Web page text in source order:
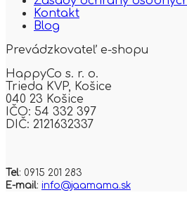
Kontakt
Blog
Prevádzkovateľ e-shopu
HappyCo s. r. o.
Trieda KVP,
Košice
040 23 Košice
IČO: 54 332 397
DIČ: 2121632337
Tel: 0915 201 283
E-mail: info@jaamama.sk